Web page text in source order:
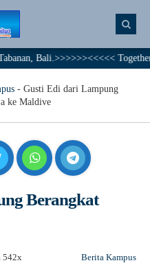
Together We
- Gusti Edi dari Lampung
ke Maldive
Berangkat
542x Berita Kampus